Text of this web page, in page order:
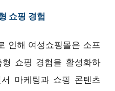
쇼핑 경험
인해 여성쇼핑몰은 소프
쇼핑 경험을 활성화하
마케팅과 쇼핑 콘텐츠